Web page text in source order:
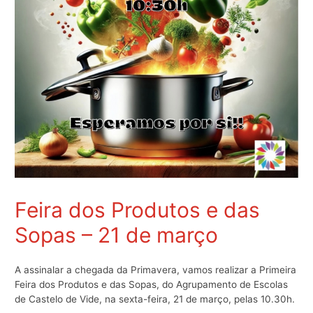
Feira dos Produtos e das
Sopas – 21 de março
A assinalar a chegada da Primavera, vamos realizar a Primeira
Feira dos Produtos e das Sopas, do Agrupamento de Escolas
de Castelo de Vide, na sexta-feira, 21 de março, pelas 10.30h.